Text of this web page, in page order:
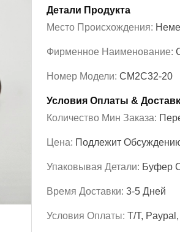
Детали Продукта
Место Происхождения:
Фирменное Наименование:
Номер Модели: CM2C32-20
Условия Оплаты &
Количество Мин Заказа:
Цена: Подлежит
Упаковывая Детали: Буфер
Время Доставки: 3-5 Дней
Условия Оплаты: T/T,